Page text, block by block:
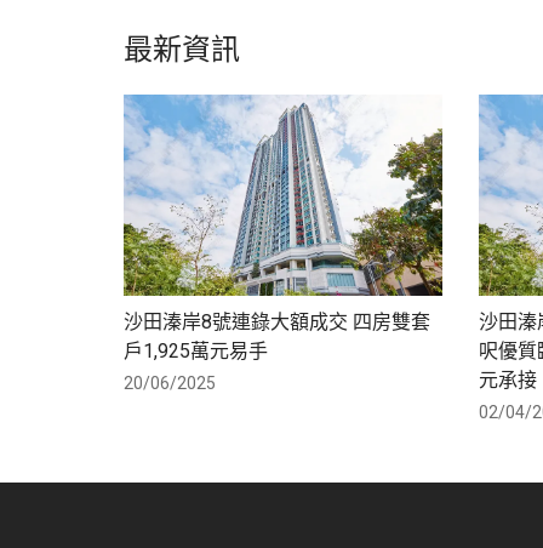
最新資訊
沙田溱岸8號連錄大額成交 四房雙套
戶1,925萬元易手
20/06/2025
沙田溱
呎優質
元承接
02/04/